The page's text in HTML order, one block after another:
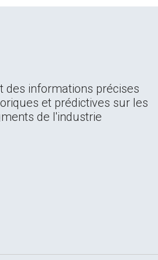
des informations précises
et prédictives sur les
de l'industrie